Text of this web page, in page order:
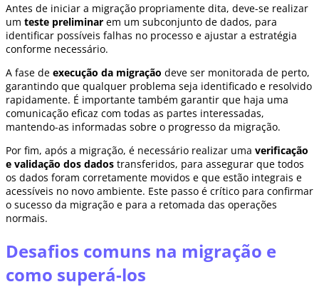
Antes de iniciar a migração propriamente dita, deve-se realizar
um teste preliminar em um subconjunto de dados, para
identificar possíveis falhas no processo e ajustar a estratégia
conforme necessário.
A fase de execução da migração deve ser monitorada de perto,
garantindo que qualquer problema seja identificado e resolvido
rapidamente. É importante também garantir que haja uma
comunicação eficaz com todas as partes interessadas,
mantendo-as informadas sobre o progresso da migração.
Por fim, após a migração, é necessário realizar uma verificação
e validação dos dados transferidos, para assegurar que todos
os dados foram corretamente movidos e que estão integrais e
acessíveis no novo ambiente. Este passo é crítico para confirmar
o sucesso da migração e para a retomada das operações
normais.
Desafios comuns na migração e
como superá-los